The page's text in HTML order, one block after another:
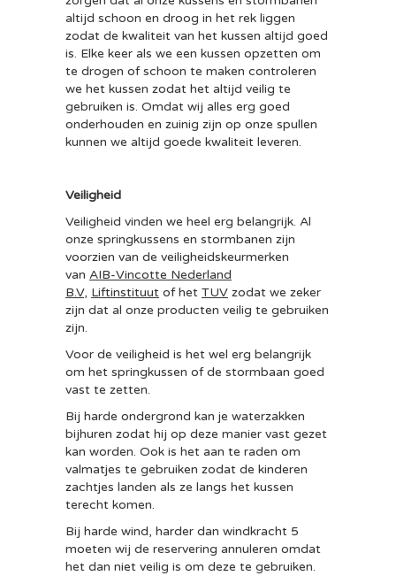
altijd schoon en droog in het rek liggen
zodat de kwaliteit van het kussen altijd goed
is. Elke keer als we een kussen opzetten om
te drogen of schoon te maken controleren
we het kussen zodat het altijd veilig te
gebruiken is. Omdat wij alles erg goed
onderhouden en zuinig zijn op onze spullen
kunnen we altijd goede kwaliteit leveren.
Veiligheid
Veiligheid vinden we heel erg belangrijk. Al
onze springkussens en stormbanen zijn
voorzien van de veiligheidskeurmerken
van AIB-Vincotte Nederland
B.V, Liftinstituut of het TUV zodat we zeker
zijn dat al onze producten veilig te gebruiken
zijn.
Voor de veiligheid is het wel erg belangrijk
om het springkussen of de stormbaan goed
vast te zetten.
Bij harde ondergrond kan je waterzakken
bijhuren zodat hij op deze manier vast gezet
kan worden. Ook is het aan te raden om
valmatjes te gebruiken zodat de kinderen
zachtjes landen als ze langs het kussen
terecht komen.
Bij harde wind, harder dan windkracht 5
moeten wij de reservering annuleren omdat
het dan niet veilig is om deze te gebruiken.